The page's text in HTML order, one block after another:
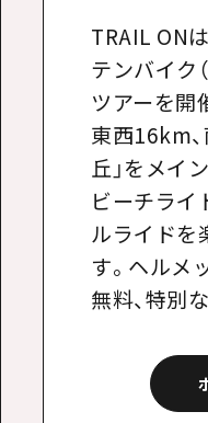
TRAIL ON
テンバイク
ツアーを開
東西16km
丘」をメイ
ビーチライ
ルライドを
す。ヘルメ
無料、特別